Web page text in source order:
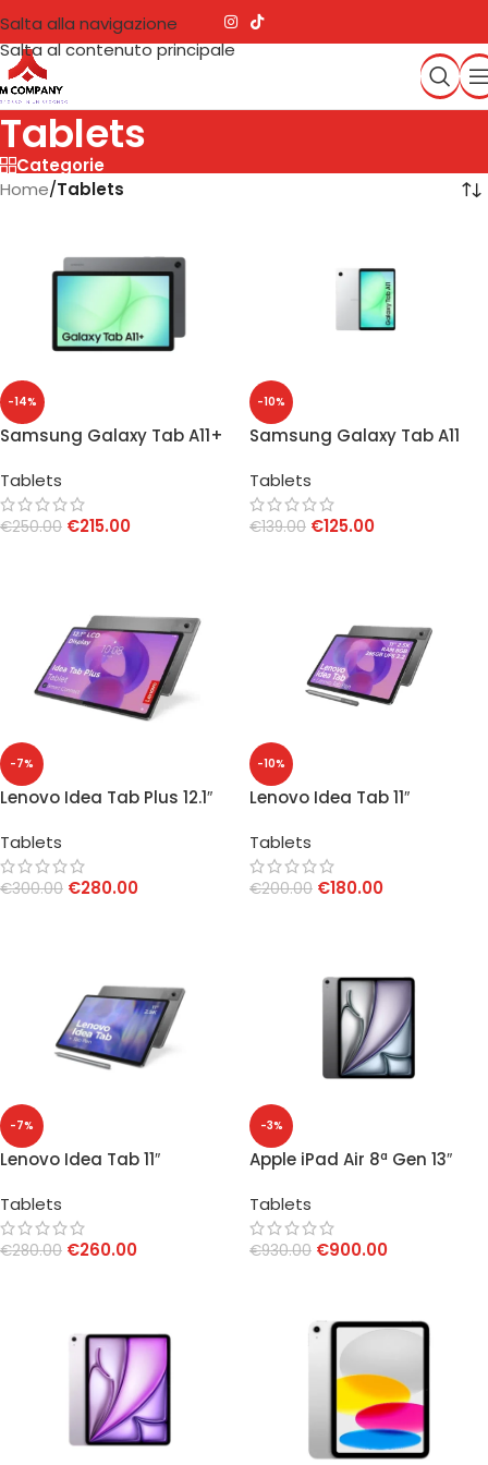
Salta alla navigazione
Salta al contenuto principale
Tablets
Categorie
Home/Tablets
-14%
Samsung Galaxy Tab A11+
Tablets
€250.00 €215.00
-10%
Samsung Galaxy Tab A11
Tablets
€139.00 €125.00
-7%
Lenovo Idea Tab Plus 12.1″
Tablets
€300.00 €280.00
-10%
Lenovo Idea Tab 11″
Tablets
€200.00 €180.00
-7%
Lenovo Idea Tab 11″
Tablets
€280.00 €260.00
-3%
Apple iPad Air 8ª Gen 13″
Tablets
€930.00 €900.00